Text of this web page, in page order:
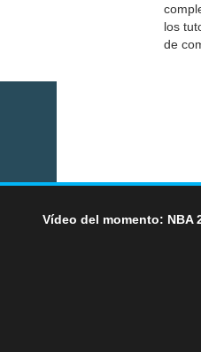
los
de
Vídeo del momento: NBA